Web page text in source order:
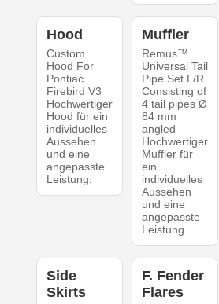
Hood
Custom
Hood For
Pontiac
Firebird V3
Hochwertiger
Hood für ein
individuelles
Aussehen
und eine
angepasste
Leistung.
Muffler
Remus™
Universal Tail
Pipe Set L/R
Consisting of
4 tail pipes Ø
84 mm
angled
Hochwertiger
Muffler für
ein
individuelles
Aussehen
und eine
angepasste
Leistung.
Side
Skirts
F. Fender
Flares